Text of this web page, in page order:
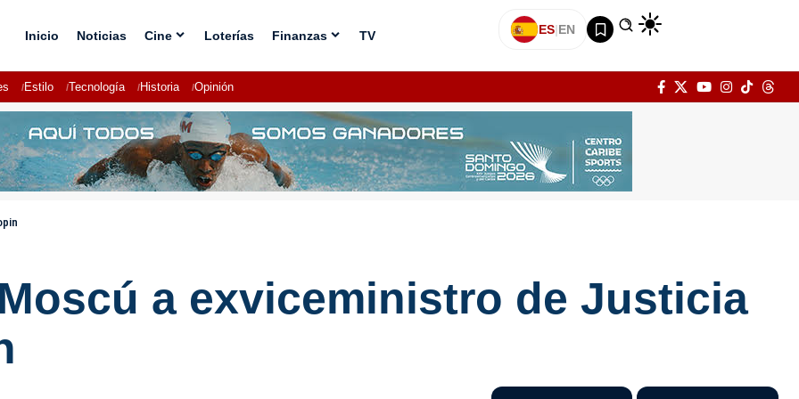
Inicio Noticias Cine Loterías Finanzas TV ES|EN
Estilo Tecnología Historia Opinión
a exviceministro de Justicia